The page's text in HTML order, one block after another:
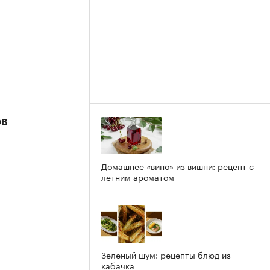
Домашнее «вино» из вишни: рецепт с
летним ароматом
Зеленый шум: рецепты блюд из
кабачка